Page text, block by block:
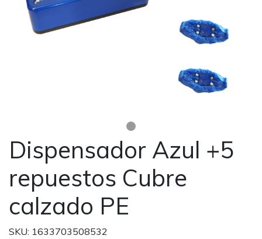
Dispensador Azul +5
repuestos Cubre
calzado PE
SKU: 1633703508532